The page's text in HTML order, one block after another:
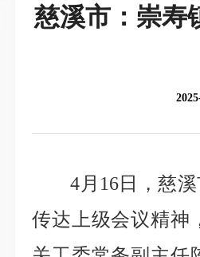
慈溪市：崇寿
4月16日，慈
传达上级会议精神